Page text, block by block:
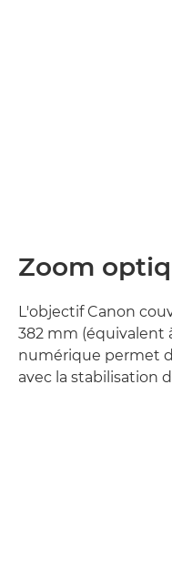
Zoom
L'objectif Canon
382 mm (équivalent
numérique permet
avec la stabilisation